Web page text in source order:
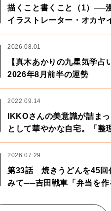
描くこと書くこと（1）──
イラストレーター・オカヤ
ん×漫画家・鶴谷香央理さん
2026.08.01
【真木あかりの九星気学占
2026年8月前半の運勢
2022.09.14
IKKOさんの美意識が詰ま
として華やかな自宅。「整
心のリズムが乱されないた
業」。
2026.07.29
第33話 焼きうどんを45回
みて──吉田戦車「弁当を作